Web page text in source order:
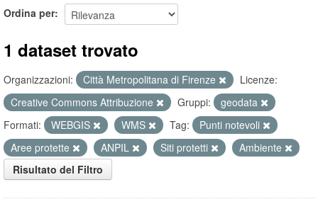
Ordina per
1 dataset trovato
Organizzazioni: Città Metropolitana di Firenze
Licenze:
Creative Commons Attribuzione
Gruppi:
geodata
Formati:
WEBGIS WMS Tag:
Punti notevoli
Aree protette
ANPIL Siti protetti
Ambiente
Risultato del Filtro